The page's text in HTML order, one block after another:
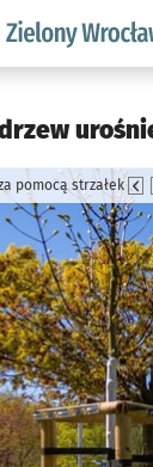
wroclaw.pl
pomocą strzałek